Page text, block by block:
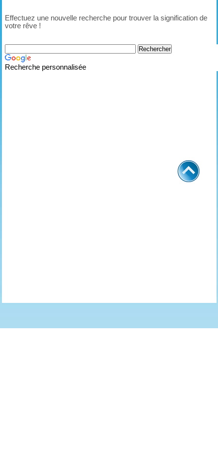
Effectuez une nouvelle recherche pour trouver la signification de
votre rêve !
Recherche personnalisée